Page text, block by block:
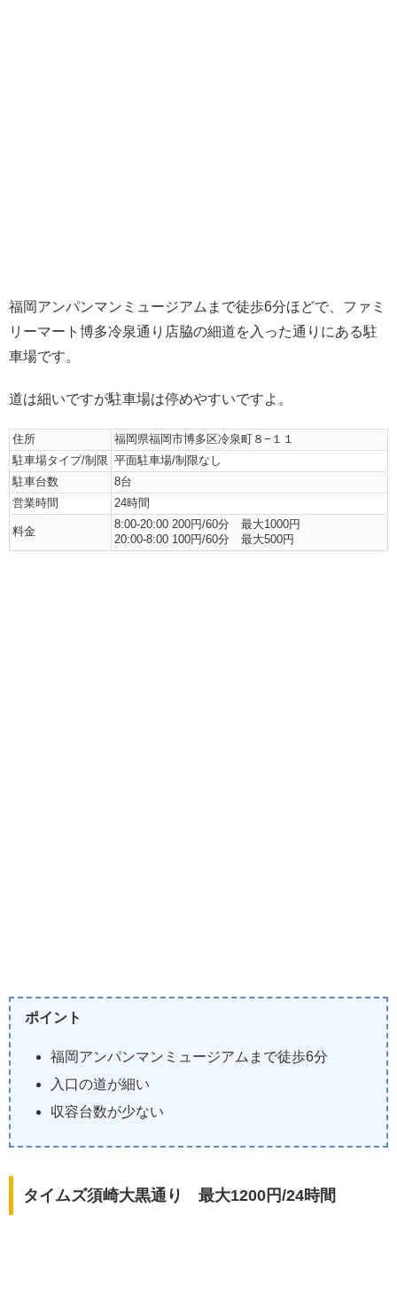
福岡アンパンマンミュージアムまで徒歩6分ほどで、ファミ
リーマート博多冷泉通り店脇の細道を入った通りにある駐
車場です。
道は細いですが駐車場は停めやすいですよ。
住所
福岡県福岡市博多区冷泉町８−１１
駐車場タイプ/制限 平面駐車場/制限なし
駐車台数
8台
営業時間
24時間
料金
8:00-20:00 200円/60分 最大1000円
20:00-8:00 100円/60分 最大500円
ポイント
福岡アンパンマンミュージアムまで徒歩6分
入口の道が細い
収容台数が少ない
タイムズ須崎大黒通り 最大1200円/24時間